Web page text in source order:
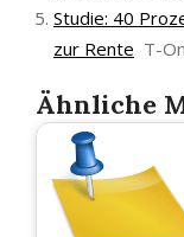
Studie: 40
zur Rente T-
Ähnliche